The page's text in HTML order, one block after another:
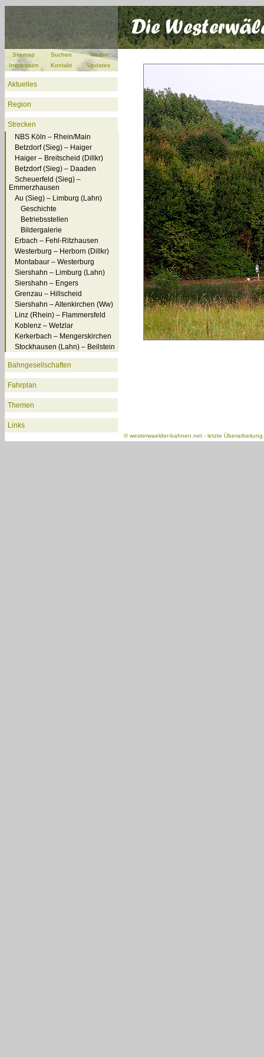
Sitemap Suchen
Wetter
Impressum
Kontakt Updates
Aktuelles
Region
Strecken
NBS Köln – Rhein/Main
Betzdorf (Sieg) – Haiger
Haiger – Breitscheid (Dillkr)
Betzdorf (Sieg) – Daaden
Scheuerfeld (Sieg) –
Emmerzhausen
Au (Sieg) – Limburg (Lahn)
Geschichte
Betriebsstellen
Bildergalerie
Erbach – Fehl-Ritzhausen
Westerburg – Herborn (Dillkr)
Montabaur – Westerburg
Siershahn – Limburg (Lahn)
Siershahn – Engers
Grenzau – Hillscheid
Siershahn – Altenkirchen (Ww)
Linz (Rhein) – Flammersfeld
Koblenz – Wetzlar
Kerkerbach – Mengerskirchen
Stockhausen (Lahn) – Beilstein
Bahngesellschaften
Fahrplan
Themen
Links
©westerwaelder-bahnen.net - letzte